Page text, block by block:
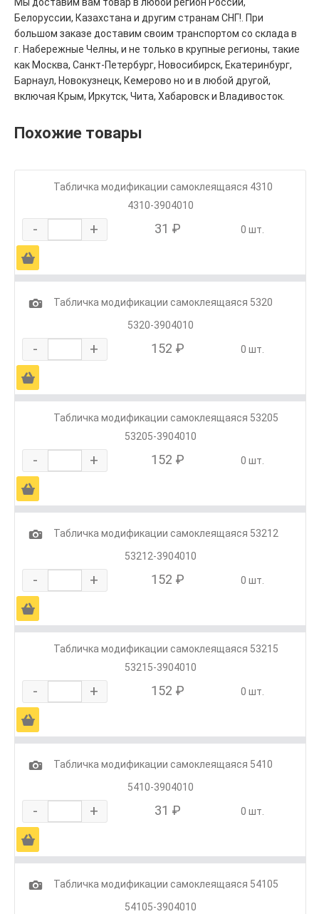
Белоруссии, Казахстана и другим странам СНГ!. При
большом заказе доставим своим транспортом со склада в
г. Набережные Челны, и не только в крупные регионы, такие
как Москва, Санкт-Петербург, Новосибирск, Екатеринбург,
Барнаул, Новокузнецк, Кемерово но и в любой другой,
включая Крым, Иркутск, Чита, Хабаровск и Владивосток.
Похожие товары
Табличка модификации самоклеящаяся 4310
4310-3904010
- + 31 ₽ 0 шт.
Ä
1
Табличка модификации самоклеящаяся 5320
5320-3904010
- + 152 ₽ 0 шт.
Ä
Табличка модификации самоклеящаяся 53205
53205-3904010
- + 152 ₽ 0 шт.
Ä
1
Табличка модификации самоклеящаяся 53212
53212-3904010
- + 152 ₽ 0 шт.
Ä
Табличка модификации самоклеящаяся 53215
53215-3904010
- + 152 ₽ 0 шт.
Ä
1
Табличка модификации самоклеящаяся 5410
5410-3904010
- + 31 ₽ 0 шт.
Ä
1
Табличка модификации самоклеящаяся 54105
54105-3904010